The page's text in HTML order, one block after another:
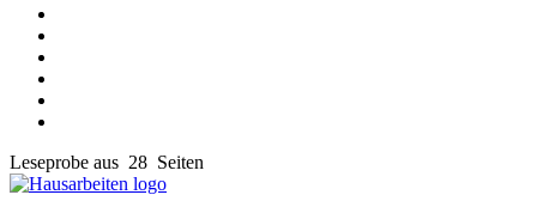
Leseprobe aus 28 Seiten